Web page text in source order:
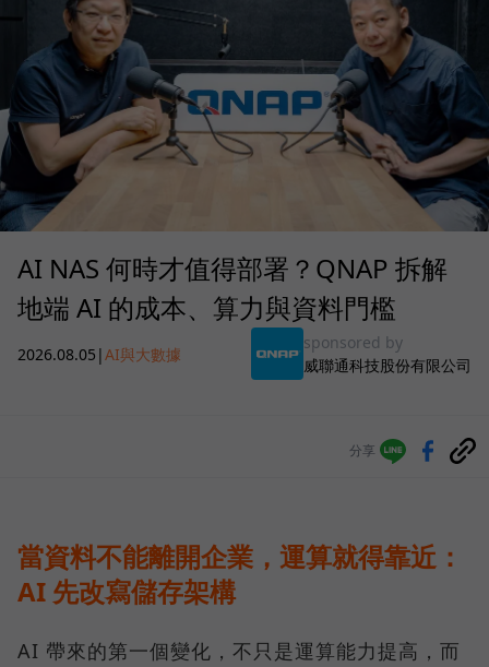
AI NAS 何時才值得部署？QNAP 拆解
地端 AI 的成本、算力與資料門檻
2026.08.05 |AI與大數據
sponsored by
威聯通科技股份有限公司
分享
當資料不能離開企業，運算就得靠近：
AI 先改寫儲存架構
AI 帶來的第一個變化，不只是運算能力提高，而